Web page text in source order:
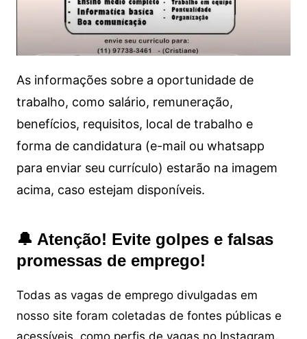
As informações sobre a oportunidade de
trabalho, como salário, remuneração,
benefícios, requisitos, local de trabalho e
forma de candidatura (e-mail ou whatsapp
para enviar seu currículo) estarão na imagem
acima, caso estejam disponíveis.
🔔 Atenção! Evite golpes e falsas
promessas de emprego!
Todas as vagas de emprego divulgadas em
nosso site foram coletadas de fontes públicas e
acessíveis, como perfis de vagas no Instagram,